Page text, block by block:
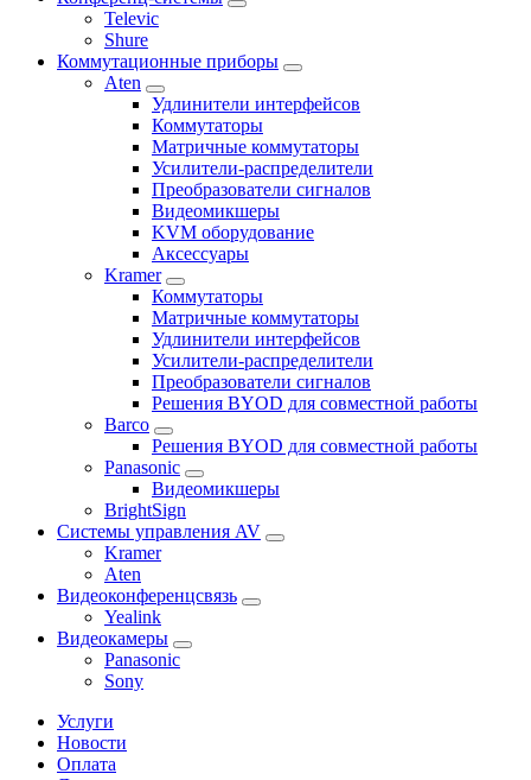
Televic
Shure
Коммутационные приборы
Aten
Удлинители интерфейсов
Коммутаторы
Матричные коммутаторы
Усилители-распределители
Преобразователи сигналов
Видеомикшеры
KVM оборудование
Аксессуары
Kramer
Коммутаторы
Матричные коммутаторы
Удлинители интерфейсов
Усилители-распределители
Преобразователи сигналов
Решения BYOD для совместной работы
Barco
Решения BYOD для совместной работы
Panasonic
Видеомикшеры
BrightSign
Системы управления AV
Kramer
Aten
Видеоконференцсвязь
Yealink
Видеокамеры
Panasonic
Sony
Услуги
Новости
Оплата